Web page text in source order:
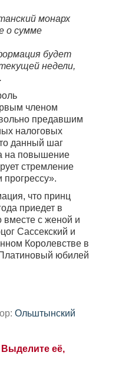
монарх
о сумме
будет
недели,
членом
предавшим
налоговых
данный шаг
на повышение
стремление
что принц
приедет в
вместе с женой и
Сассекский и
Королевстве в
Платиновый юбилей
Ольштынский
её,